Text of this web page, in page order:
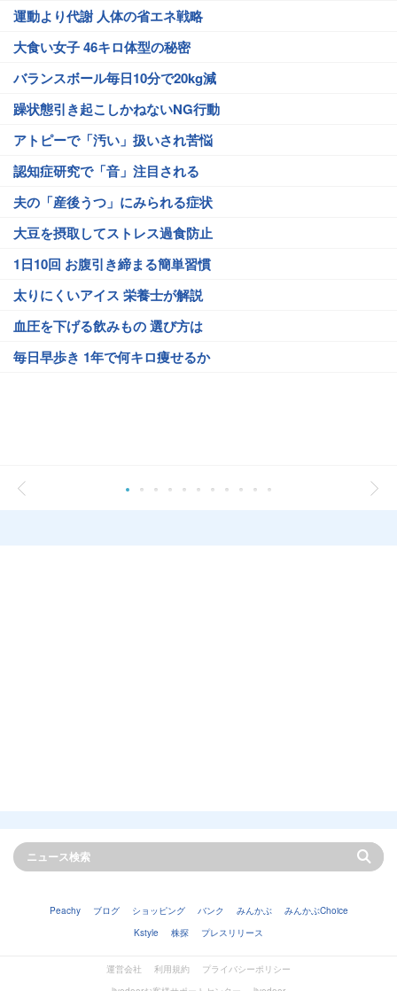
運動より代謝 人体の省エネ戦略
大食い女子 46キロ体型の秘密
バランスボール毎日10分で20kg減
躁状態引き起こしかねないNG行動
アトピーで「汚い」扱いされ苦悩
認知症研究で「音」注目される
夫の「産後うつ」にみられる症状
大豆を摂取してストレス過食防止
1日10回 お腹引き締まる簡単習慣
太りにくいアイス 栄養士が解説
血圧を下げる飲みもの 選び方は
毎日早歩き 1年で何キロ痩せるか
Peachy ブログ ショッピング バンク みんかぶ
みんかぶChoice
Kstyle
株探 プレスリリース
運営会社 利用規約
プライバシーポリシー